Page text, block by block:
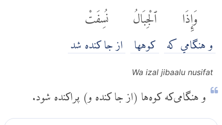
وَإِذَا
و هنگامي كه
ٱلْجِبَالُ
کوهها
نُسِفَتْ
از جا کنده شد
Wa izal jibaalu nusifat
و هنگامی‌که کوه‌ها (از جا کنده و) پراکنده شود.